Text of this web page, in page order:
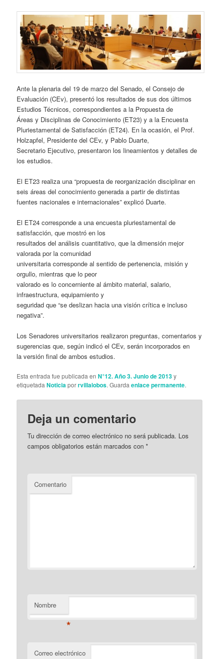
Ante la plenaria del 19 de marzo del Senado, el Consejo de
Evaluación (CEv), presentó los resultados de sus dos últimos
Estudios Técnicos, correspondientes a la Propuesta de
Áreas y Disciplinas de Conocimiento (ET23) y a la Encuesta
Pluriestamental de Satisfacción (ET24). En la ocasión, el Prof.
Holzapfel, Presidente del CEv, y Pablo Duarte,
Secretario Ejecutivo, presentaron los lineamientos y detalles de
los estudios.
El ET23 realiza una “propuesta de reorganización disciplinar en
seis áreas del conocimiento generada a partir de distintas
fuentes nacionales e internacionales” explicó Duarte.
El ET24 corresponde a una encuesta pluriestamental de
satisfacción, que mostró en los
resultados del análisis cuantitativo, que la dimensión mejor
valorada por la comunidad
universitaria corresponde al sentido de pertenencia, misión y
orgullo, mientras que lo peor
valorado es lo concerniente al ámbito material, salario,
infraestructura, equipamiento y
seguridad que “se deslizan hacia una visión crítica e incluso
negativa”.
Los Senadores universitarios realizaron preguntas, comentarios y
sugerencias que, según indicó el CEv, serán incorporados en
la versión final de ambos estudios.
Esta entrada fue publicada enN°12. Año 3. Junio de 2013y
etiquetadaNoticiaporrvillalobos. Guardaenlace permanente.
Deja un comentario
Tu dirección de correo electrónico no será publicada. Los
campos obligatorios están marcados con*
Comentario
Nombre
*
Correo electrónico